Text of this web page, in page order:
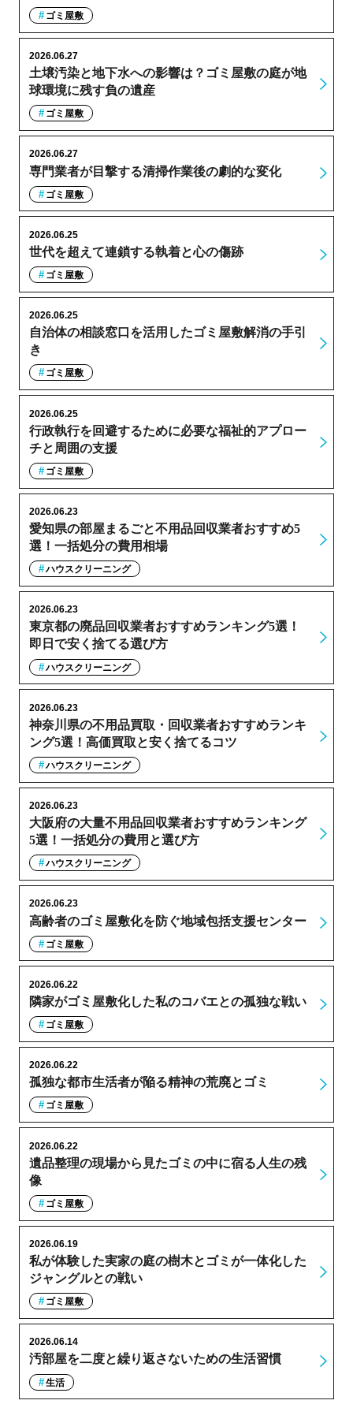
ゴミ屋敷
土壌汚染と地下水への影響は？ゴミ屋敷の庭が地
球環境に残す負の遺産
2026.06.27
ゴミ屋敷
専門業者が目撃する清掃作業後の劇的な変化
2026.06.27
ゴミ屋敷
世代を超えて連鎖する執着と心の傷跡
2026.06.25
ゴミ屋敷
自治体の相談窓口を活用したゴミ屋敷解消の手引
き
2026.06.25
ゴミ屋敷
行政執行を回避するために必要な福祉的アプロー
チと周囲の支援
2026.06.25
ゴミ屋敷
愛知県の部屋まるごと不用品回収業者おすすめ5
選！一括処分の費用相場
2026.06.23
ハウスクリーニング
東京都の廃品回収業者おすすめランキング5選！
即日で安く捨てる選び方
2026.06.23
ハウスクリーニング
神奈川県の不用品買取・回収業者おすすめランキ
ング5選！高価買取と安く捨てるコツ
2026.06.23
ハウスクリーニング
大阪府の大量不用品回収業者おすすめランキング
5選！一括処分の費用と選び方
2026.06.23
ハウスクリーニング
高齢者のゴミ屋敷化を防ぐ地域包括支援センター
2026.06.23
ゴミ屋敷
隣家がゴミ屋敷化した私のコバエとの孤独な戦い
2026.06.22
ゴミ屋敷
孤独な都市生活者が陥る精神の荒廃とゴミ
2026.06.22
ゴミ屋敷
遺品整理の現場から見たゴミの中に宿る人生の残
像
2026.06.22
ゴミ屋敷
私が体験した実家の庭の樹木とゴミが一体化した
ジャングルとの戦い
2026.06.19
ゴミ屋敷
汚部屋を二度と繰り返さないための生活習慣
2026.06.14
生活